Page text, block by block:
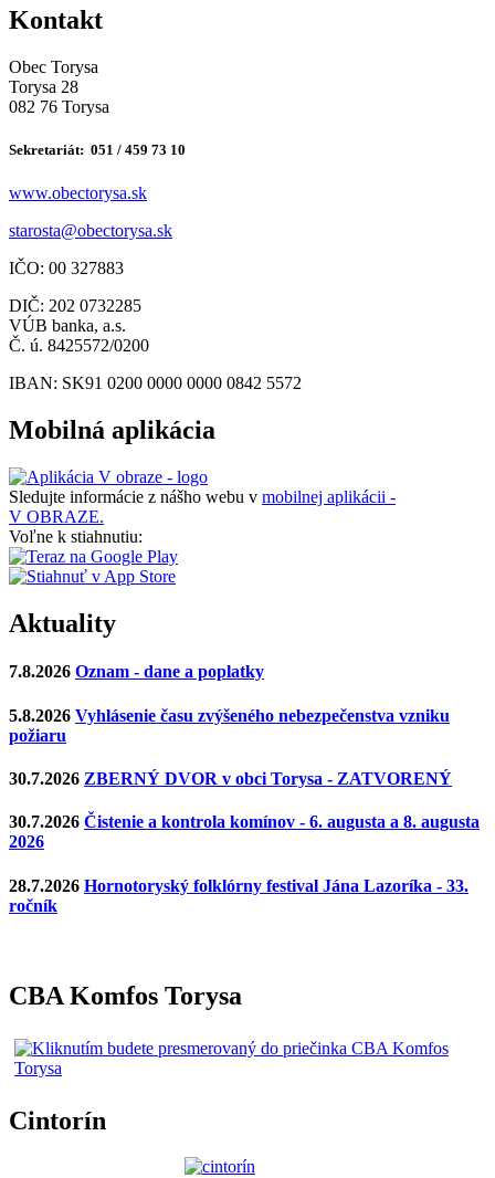
Kontakt
Obec Torysa
Torysa 28
082 76 Torysa
Sekretariát: 051 / 459 73 10
www.obectorysa.sk
starosta@obectorysa.sk
IČO: 00 327883
DIČ: 202 0732285
VÚB banka, a.s.
Č. ú. 8425572/0200
IBAN: SK91 0200 0000 0000 0842 5572
Mobilná aplikácia
Sledujte informácie z nášho webu v mobilnej aplikácii -
V OBRAZE.
Voľne k stiahnutiu:
Aktuality
7.8.2026 Oznam - dane a poplatky
5.8.2026 Vyhlásenie času zvýšeného nebezpečenstva vzniku
požiaru
30.7.2026 ZBERNÝ DVOR v obci Torysa - ZATVORENÝ
30.7.2026 Čistenie a kontrola komínov - 6. augusta a 8. augusta
2026
28.7.2026 Hornotoryský folklórny festival Jána Lazoríka - 33.
ročník
CBA Komfos Torysa
Cintorín